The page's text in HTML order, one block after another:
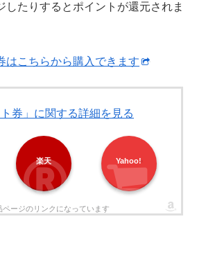
したりするとポイントが還元されま
はこちらから購入できます
券」に関する詳細を見る
楽天 Yahoo!